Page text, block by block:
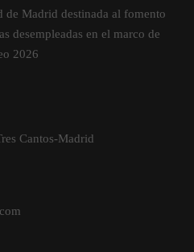
de Madrid destinada al fomento
desempleadas en el marco de
2026
Cantos-Madrid